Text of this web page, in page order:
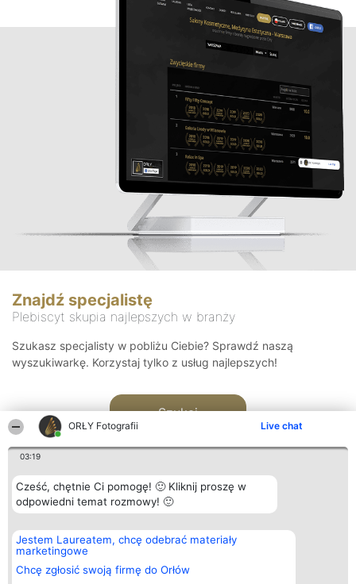
ORŁY Fotografii Live chat
03:19
Cześć, chętnie Ci pomogę! 🙂 Kliknij proszę w
odpowiedni temat rozmowy! 🙂
Jestem Laureatem, chcę odebrać materiały
marketingowe
Chcę zgłosić swoją firmę do Orłów
Znajdź specjalistę
Plebiscyt skupia najlepszych w branży
Szukasz specjalisty w pobliżu Ciebie? Sprawdź naszą
wyszukiwarkę. Korzystaj tylko z usług najlepszych!
Szukaj
Organizator plebiscytu
Bright Side Solutions sp. z o.
o. sp. k.
ul. Ruska 22
Wrocław 50-079
Plebiscyt
Laureaci
wszystkich
Laureatów
Kontakt
Kontakt